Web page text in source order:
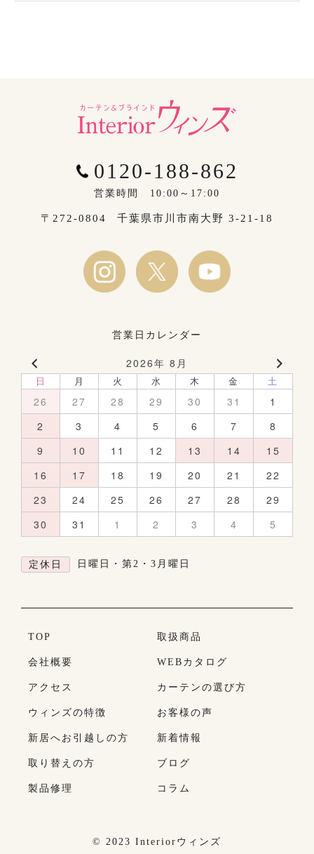
0120-188-862
営業時間 10:00～17:00
〒272-0804 千葉県市川市南大野 3-21-18
営業日カレンダー
2026年 8月
日 月 火 水 木 金 土
26 27 28 29 30 31
1
2
3 4 5 6 7
8
9
10 11 12 13 14
15
16
17 18 19 20 21
22
23
24 25 26 27 28
29
30
31 1 2 3 4 5
定休日 日曜日・第2・3月曜日
TOP
会社概要
アクセス
ウィンズの特徴
新居へお引越しの方
取り替えの方
製品修理
取扱商品
WEBカタログ
カーテンの選び方
お客様の声
新着情報
ブログ
コラム
© 2023 Interiorウィンズ